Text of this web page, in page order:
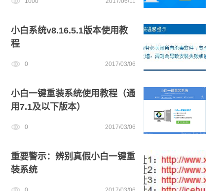
小白系统v8.16.5.1版本使用教
程
0 2017/03/06
小白一键重装系统使用教程（通
用7.1及以下版本）
0 2017/03/06
重要警示：辨别真假小白一键重
装系统